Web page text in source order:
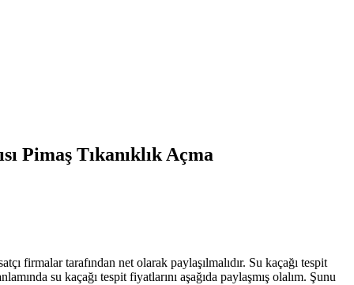
Pimaş Tıkanıklık Açma
firmalar tarafından net olarak paylaşılmalıdır. Su kaçağı tespit
su kaçağı tespit fiyatlarını aşağıda paylaşmış olalım. Şunu